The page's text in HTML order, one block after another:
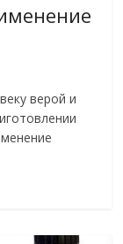
верой и